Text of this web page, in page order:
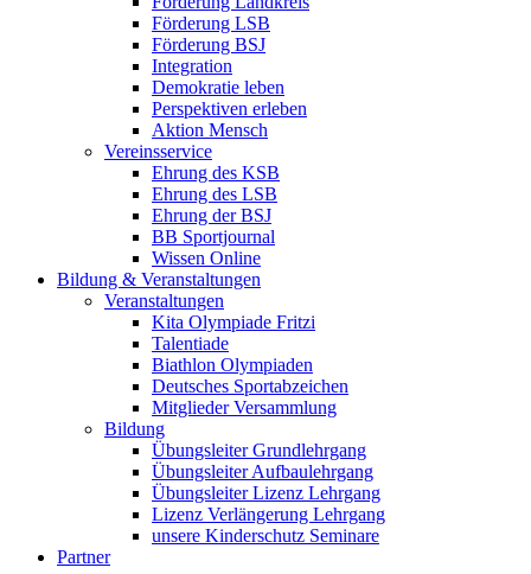
Förderung LSB
Förderung BSJ
Integration
Demokratie leben
Perspektiven erleben
Aktion Mensch
Vereinsservice
Ehrung des KSB
Ehrung des LSB
Ehrung der BSJ
BB Sportjournal
Wissen Online
Bildung & Veranstaltungen
Veranstaltungen
Kita Olympiade Fritzi
Talentiade
Biathlon Olympiaden
Deutsches Sportabzeichen
Mitglieder Versammlung
Bildung
Übungsleiter Grundlehrgang
Übungsleiter Aufbaulehrgang
Übungsleiter Lizenz Lehrgang
Lizenz Verlängerung Lehrgang
unsere Kinderschutz Seminare
Partner